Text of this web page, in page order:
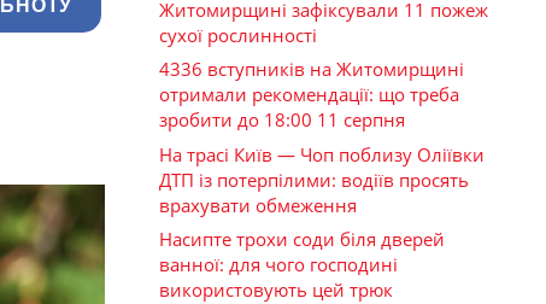
Житомирщині зафіксували 11 пожеж
сухої рослинності
4336 вступників на Житомирщині
отримали рекомендації: що треба
зробити до 18:00 11 серпня
На трасі Київ — Чоп поблизу Оліївки
ДТП із потерпілими: водіїв просять
врахувати обмеження
Насипте трохи соди біля дверей
ванної: для чого господині
використовують цей трюк